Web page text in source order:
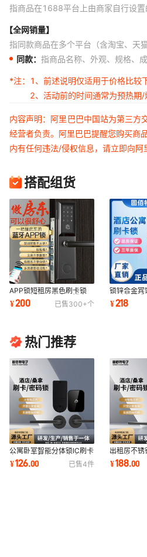
指商品在1688平台上由商家自行设置
【全网销量】
指同款商品在多个平台（含淘宝、天
同款： 指商品名称、外观、规格、
*注：
1、前述说明仅适用于价格比较
2、活动前的时间通常为预热期
内容声明：阿里巴巴中国站为第三方
经营者负责。阿里巴巴提醒您购买商
内有任何违法/侵权信息，请立即向阿
搭配组货
APP锁短租房黑色刷卡锁
304不锈钢民宿密码锁电子
锁ic感应锁智能锁
¥200 已售300+个
锁锌合金宾
屋刷卡锁
电子锁专用
¥218
热门推荐
公寓卧室智能分体锁IC刷卡
家用入户防盗锁铝合金酒店
宾馆感应锁
¥126.00 已售4件
出租房不
寓民宿电
更衣柜桑拿锁
¥188.00